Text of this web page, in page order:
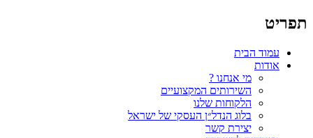
תפריט
עמוד הבית
אודות
מי אנחנו ?
השירותים המקצועיים
הלקוחות שלנו
בלוג הנדל״ן העסקי של ישראל
יצירת קשר